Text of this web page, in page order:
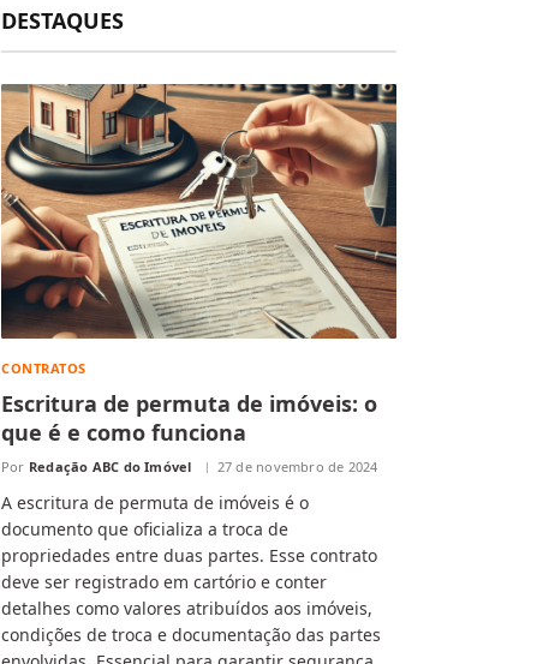
DESTAQUES
CONTRATOS
Escritura de permuta de imóveis: o
que é e como funciona
Por Redação ABC do Imóvel 27 de novembro de 2024
A escritura de permuta de imóveis é o
documento que oficializa a troca de
propriedades entre duas partes. Esse contrato
deve ser registrado em cartório e conter
detalhes como valores atribuídos aos imóveis,
condições de troca e documentação das partes